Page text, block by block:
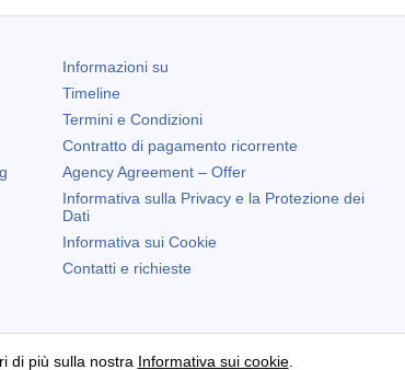
Informazioni su
Timeline
Termini e Condizioni
Contratto di pagamento ricorrente
Agency Agreement – Offer
Informativa sulla Privacy e la Protezione dei
Dati
Informativa sui Cookie
Contatti e richieste
di più sulla nostra Informativa sui cookie.